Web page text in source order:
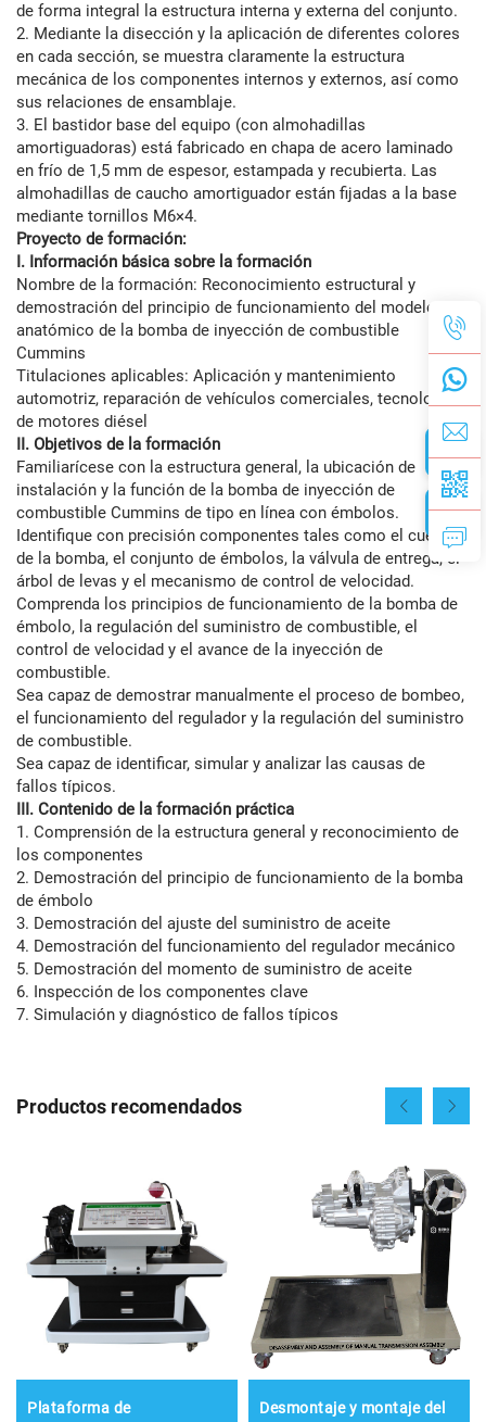
de forma integral la estructura interna y externa del conjunto.
2. Mediante la disección y la aplicación de diferentes colores
en cada sección, se muestra claramente la estructura
mecánica de los componentes internos y externos, así como
sus relaciones de ensamblaje.
3. El bastidor base del equipo (con almohadillas
amortiguadoras) está fabricado en chapa de acero laminado
en frío de 1,5 mm de espesor, estampada y recubierta. Las
almohadillas de caucho amortiguador están fijadas a la base
mediante tornillos M6×4.
Proyecto de formación:
I. Información básica sobre la formación
Nombre de la formación: Reconocimiento estructural y
demostración del principio de funcionamiento del modelo
anatómico de la bomba de inyección de combustible
Cummins
Titulaciones aplicables: Aplicación y mantenimiento
automotriz, reparación de vehículos comerciales, tecnología
de motores diésel
II. Objetivos de la formación
Familiarícese con la estructura general, la ubicación de
instalación y la función de la bomba de inyección de
combustible Cummins de tipo en línea con émbolos.
Identifique con precisión componentes tales como el cuerpo
de la bomba, el conjunto de émbolos, la válvula de entrega, el
árbol de levas y el mecanismo de control de velocidad.
Comprenda los principios de funcionamiento de la bomba de
émbolo, la regulación del suministro de combustible, el
control de velocidad y el avance de la inyección de
combustible.
Sea capaz de demostrar manualmente el proceso de bombeo,
el funcionamiento del regulador y la regulación del suministro
de combustible.
Sea capaz de identificar, simular y analizar las causas de
fallos típicos.
III. Contenido de la formación práctica
1. Comprensión de la estructura general y reconocimiento de
los componentes
2. Demostración del principio de funcionamiento de la bomba
de émbolo
3. Demostración del ajuste del suministro de aceite
4. Demostración del funcionamiento del regulador mecánico
5. Demostración del momento de suministro de aceite
6. Inspección de los componentes clave
7. Simulación y diagnóstico de fallos típicos
Productos recomendados
Plataforma de
Desmontaje y montaje del